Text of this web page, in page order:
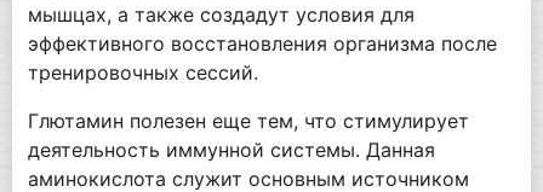
мышцах, а также создадут условия для
эффективного восстановления организма после
тренировочных сессий.
Глютамин полезен еще тем, что стимулирует
деятельность иммунной системы. Данная
аминокислота служит основным источником